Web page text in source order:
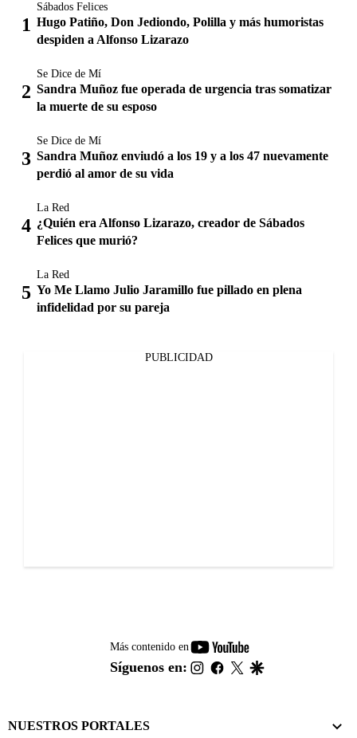
Sábados Felices
Hugo Patiño, Don Jediondo, Polilla y más humoristas
despiden a Alfonso Lizarazo
Se Dice de Mí
Sandra Muñoz fue operada de urgencia tras somatizar
la muerte de su esposo
Se Dice de Mí
Sandra Muñoz enviudó a los 19 y a los 47 nuevamente
perdió al amor de su vida
La Red
¿Quién era Alfonso Lizarazo, creador de Sábados
Felices que murió?
La Red
Yo Me Llamo Julio Jaramillo fue pillado en plena
infidelidad por su pareja
PUBLICIDAD
Más contenido en
youtube-
footer
Síguenos en: instagram
facebook
twitter
NUESTROS PORTALES